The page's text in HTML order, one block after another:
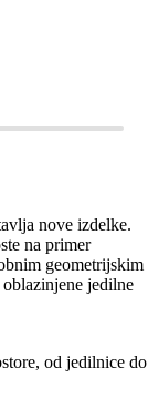
nove izdelke.
na primer
geometrijskim
jedilne
od jedilnice do